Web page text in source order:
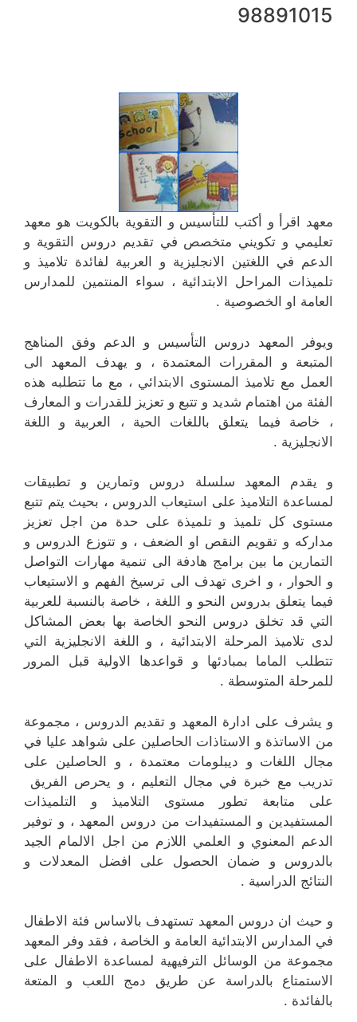
98891015
معهد اقرأ و أكتب للتأسيس و التقوية بالكويت هو معهد
تعليمي و تكويني متخصص في تقديم دروس التقوية و
الدعم في اللغتين الانجليزية و العربية لفائدة تلاميذ و
تلميذات المراحل الابتدائية ، سواء المنتمين للمدارس
العامة او الخصوصية .
ويوفر المعهد دروس التأسيس و الدعم وفق المناهج
المتبعة و المقررات المعتمدة ، و يهدف المعهد الى
العمل مع تلاميذ المستوى الابتدائي ، مع ما تتطلبه هذه
الفئة من اهتمام شديد و تتبع و تعزيز للقدرات و المعارف
، خاصة فيما يتعلق باللغات الحية ، العربية و اللغة
الانجليزية .
و يقدم المعهد سلسلة دروس وتمارين و تطبيقات
لمساعدة التلاميذ على استيعاب الدروس ، بحيث يتم تتبع
مستوى كل تلميذ و تلميذة على حدة من اجل تعزيز
مداركه و تقويم النقص او الضعف ، و تتوزع الدروس و
التمارين ما بين برامج هادفة الى تنمية مهارات التواصل
و الحوار ، و اخرى تهدف الى ترسيخ الفهم و الاستيعاب
فيما يتعلق بدروس النحو و اللغة ، خاصة بالنسبة للعربية
التي قد تخلق دروس النحو الخاصة بها بعض المشاكل
لدى تلاميذ المرحلة الابتدائية ، و اللغة الانجليزية التي
تتطلب الماما بمبادئها و قواعدها الاولية قبل المرور
للمرحلة المتوسطة .
و يشرف على ادارة المعهد و تقديم الدروس ، مجموعة
من الاساتذة و الاستاذات الحاصلين على شواهد عليا في
مجال اللغات و ديبلومات معتمدة ، و الحاصلين على
تدريب مع خبرة في مجال التعليم ، و يحرص الفريق
على متابعة تطور مستوى التلاميذ و التلميذات
المستفيدين و المستفيدات من دروس المعهد ، و توفير
الدعم المعنوي و العلمي اللازم من اجل الالمام الجيد
بالدروس و ضمان الحصول على افضل المعدلات و
النتائج الدراسية .
و حيث ان دروس المعهد تستهدف بالاساس فئة الاطفال
في المدارس الابتدائية العامة و الخاصة ، فقد وفر المعهد
مجموعة من الوسائل الترفيهية لمساعدة الاطفال على
الاستمتاع بالدراسة عن طريق دمج اللعب و المتعة
بالفائدة .